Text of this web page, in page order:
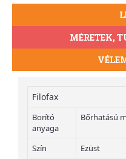
MÉRETEK,
Filofax
Borító
anyaga
Bőrhatású
Szín
Ezüst